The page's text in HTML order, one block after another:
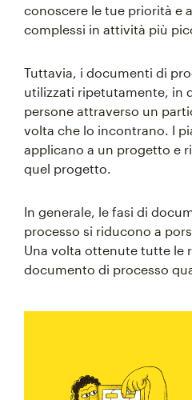
conoscere le tue priorità e
complessi in attività più
Tuttavia, i documenti di
utilizzati ripetutamente, in
persone attraverso un
volta che lo incontrano. I
applicano a un progetto e
quel progetto.
In generale, le fasi di
processo si riducono a
Una volta ottenute tutte le
documento di processo